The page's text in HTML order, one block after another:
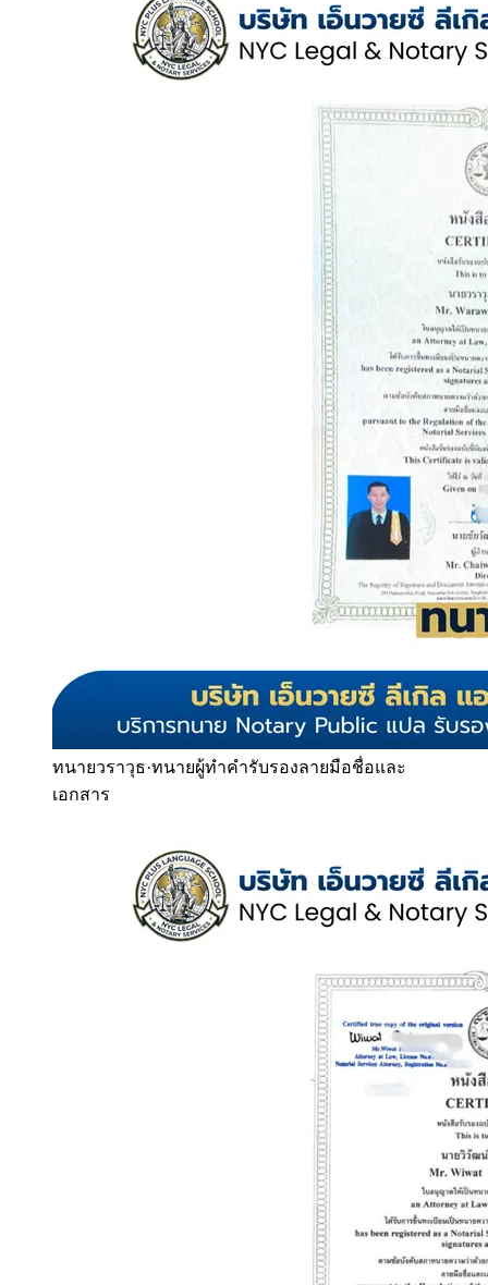
ทนายวราวุธ·ทนายผู้ทำคำรับรองลายมือชื่อและ
เอกสาร